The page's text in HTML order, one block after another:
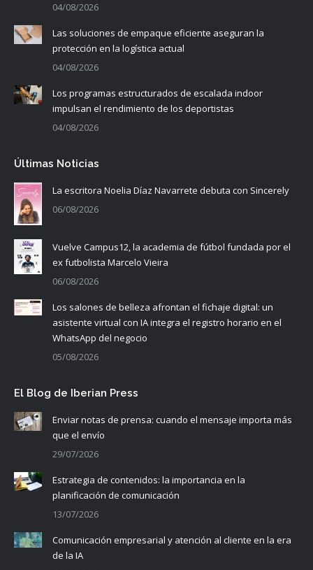
04/08/2026
Las soluciones de empaque eficiente aseguran la
protección en la logística actual
04/08/2026
Los programas estructurados de escalada indoor
impulsan el rendimiento de los deportistas
04/08/2026
Últimas Noticias
La escritora Noelia Díaz Navarrete debuta con Sincerely
06/08/2026
Vuelve Campus12, la academia de fútbol fundada por el
ex futbolista Marcelo Vieira
06/08/2026
Los salones de belleza afrontan el fichaje digital: un
asistente virtual con IA integra el registro horario en el
WhatsApp del negocio
05/08/2026
El Blog de Iberian Press
Enviar notas de prensa: cuando el mensaje importa más
que el envío
29/07/2026
Estrategia de contenidos: la importancia en la
planificación de comunicación
13/07/2026
Comunicación empresarial y atención al cliente en la era
de la IA